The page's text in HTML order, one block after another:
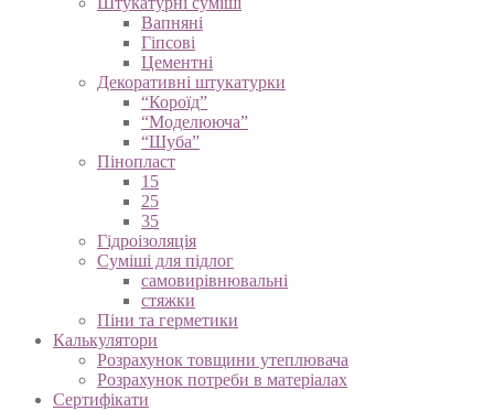
Вапняні
Гіпсові
Цементні
Декоративні штукатурки
“Короїд”
“Моделююча”
“Шуба”
Пінопласт
15
25
35
Гідроізоляція
Суміші для підлог
самовирівнювальні
стяжки
Піни та герметики
Калькулятори
Розрахунок товщини утеплювача
Розрахунок потреби в матеріалах
Сертифікати